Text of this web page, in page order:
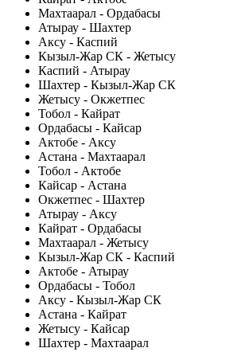
Махтаарал - Ордабасы
Атырау - Шахтер
Аксу - Каспий
Кызыл-Жар СК - Жетысу
Каспий - Атырау
Шахтер - Кызыл-Жар СК
Жетысу - Окжетпес
Тобол - Кайрат
Ордабасы - Кайсар
Актобе - Аксу
Астана - Махтаарал
Тобол - Актобе
Кайсар - Астана
Окжетпес - Шахтер
Атырау - Аксу
Кайрат - Ордабасы
Махтаарал - Жетысу
Кызыл-Жар СК - Каспий
Актобе - Атырау
Ордабасы - Тобол
Аксу - Кызыл-Жар СК
Астана - Кайрат
Жетысу - Кайсар
Шахтер - Махтаарал